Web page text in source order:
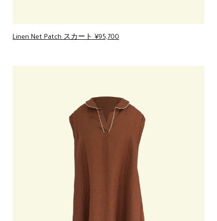
Linen Net Patch スカート ¥95,700